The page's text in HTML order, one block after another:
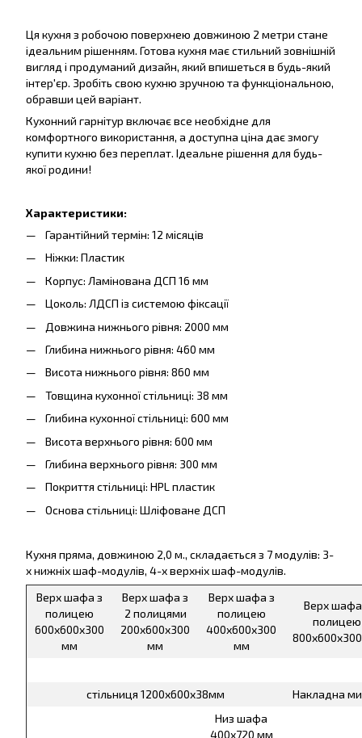
Ця кухня з робочою поверхнею довжиною 2 метри стане
ідеальним рішенням. Готова кухня має стильний зовнішній
вигляд і продуманий дизайн, який впишеться в будь-який
інтер'єр. Зробіть свою кухню зручною та функціональною,
обравши цей варіант.
Кухонний гарнітур включає все необхідне для
комфортного використання, а доступна ціна дає змогу
купити кухню без переплат. Ідеальне рішення для будь-
якої родини!
Характеристики:
Гарантійний термін: 12 місяців
Ніжки: Пластик
Корпус: Ламінована ДСП 16 мм
Цоколь: ЛДСП із системою фіксації
Довжина нижнього рівня: 2000 мм
Глибина нижнього рівня: 460 мм
Висота нижнього рівня: 860 мм
Товщина кухонної стільниці: 38 мм
Глибина кухонної стільниці: 600 мм
Висота верхнього рівня: 600 мм
Глибина верхнього рівня: 300 мм
Покриття стільниці: HPL пластик
Основа стільниці: Шліфоване ДСП
Кухня пряма, довжиною 2,0 м., складається з 7 модулів: 3-
х нижніх шаф-модулів, 4-х верхніх шаф-модулів.
Верх шафа з
полицею
600х600х300
мм
Верх шафа з
2 полицями
200х600х300
мм
Верх шафа з
полицею
400х600х300
мм
Верх шафа
полицею
стільниця 1200х600х38мм
Накладна
Низ шафа
400х720 мм